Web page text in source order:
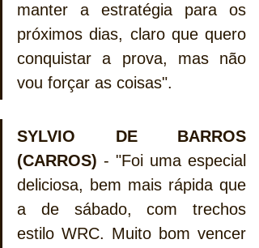
manter a estratégia para os
próximos dias, claro que quero
conquistar a prova, mas não
vou forçar as coisas".
SYLVIO DE BARROS
(CARROS) - "Foi uma especial
deliciosa, bem mais rápida que
a de sábado, com trechos
estilo WRC. Muito bom vencer